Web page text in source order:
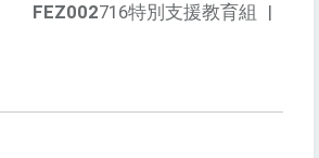
FEZ002716特別支援教育組 |